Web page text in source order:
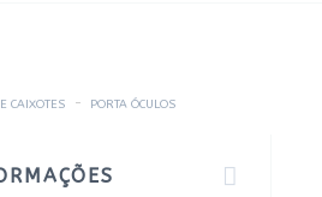
CAIXOTES PORTA ÓCULOS